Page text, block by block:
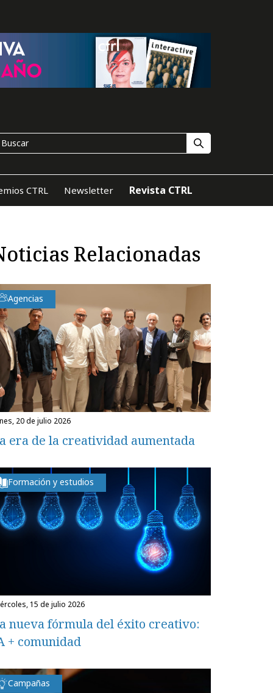
CTRL Newsletter Revista CTRL
Relacionadas
Agencias
20 de julio 2026
era de la creatividad aumentada
Formación y estudios
15 de julio 2026
nueva fórmula del éxito creativo:
+ comunidad
Campañas